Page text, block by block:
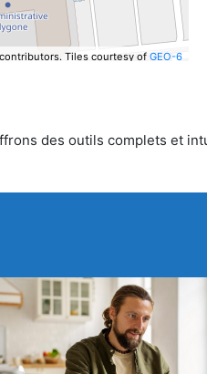
Tiles courtesy of GEO-6
des outils complets et